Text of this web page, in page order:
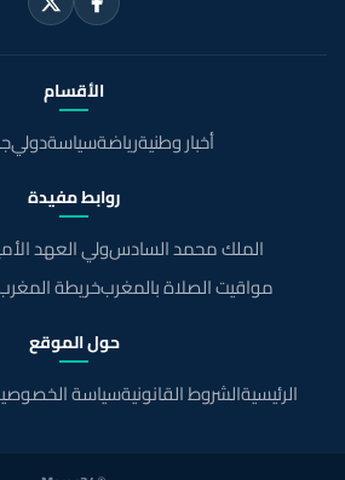
الأقسام
أخبار وطنيةرياضةسياسةدولي
روابط مفيدة
الملك محمد السادسولي العهد
مواقيت الصلاة بالمغربخريطة
حول الموقع
الرئيسيةالشروط القانونيةسياسة